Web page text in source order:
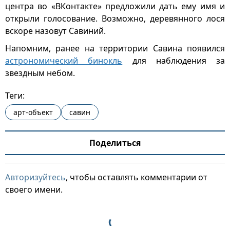
центра во «ВКонтакте» предложили дать ему имя и
открыли голосование. Возможно, деревянного лося
вскоре назовут Савиний.
Напомним, ранее на территории Савина появился
астрономический бинокль для наблюдения за
звездным небом.
Теги:
арт-объект савин
Поделиться
Авторизуйтесь, чтобы оставлять комментарии от
своего имени.